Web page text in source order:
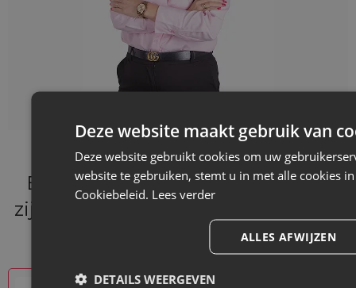
Bij Saketos bieden we zakjes die
zijn afgestemd op de verschillende
behoeften van onze klanten.
Deze website maakt gebruik van
Deze website gebruikt cookies om uw
website te gebruiken, stemt u in met alle cookies
Cookiebeleid. Lees verder
ALLES AFWIJZEN
DETAILS WEERGEVEN